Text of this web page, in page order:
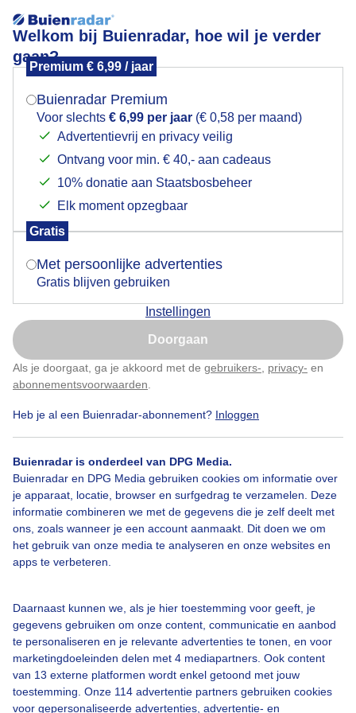
Welkom bij Buienradar, hoe wil je verder
gaan?
Premium € 6,99 / jaar
Buienradar Premium
Voor slechts € 6,99 per jaar (€ 0,58 per maand)
Advertentievrij en privacy veilig
Ontvang voor min. € 40,- aan cadeaus
10% donatie aan Staatsbosbeheer
Elk moment opzegbaar
Gratis
Met persoonlijke advertenties
Gratis blijven gebruiken
Instellingen
Doorgaan
Als je doorgaat, ga je akkoord met de gebruikers- privacy- en
abonnementsvoorwaarden
Heb je al een Buienradar-abonnement? Inloggen
Buienradar is onderdeel van DPG Media.
Buienradar en DPG Media gebruiken cookies om informatie over
je apparaat, locatie, browser en surfgedrag te verzamelen. Deze
informatie combineren we met de gegevens die je zelf deelt met
ons, zoals wanneer je een account aanmaakt. Dit doen we om
het gebruik van onze media te analyseren en onze websites en
apps te verbeteren.
Daarnaast kunnen we, als je hier toestemming voor geeft, je
gegevens gebruiken om onze content, communicatie en aanbod
te personaliseren en je relevante advertenties te tonen, en voor
marketingdoeleinden delen met 4 mediapartners. Ook content
van 13 externe platformen wordt enkel getoond met jouw
toestemming. Onze 114 advertentie partners gebruiken cookies
voor gepersonaliseerde advertenties, advertentie- en
regenkapjesweer
Een moment geduld aub...
Populaire categorieën
Lente
Zomer
Over Buienradar
Bedrijfsgegevens
Veelgestelde vragen
Contact
Toegankelijkheid
Buienradar Team
Privacy beleid
Cookie beleid
Privacy instellingen
Mogen we je locatie gebruiken voor het
Indien je hier nog geen akkoord op hebt gegeven,
verschijnt er zo een pop-up uit je browser waarin
Is goed, toon de popup
Nu niet, misschien later
Klik hierom dit aan te passen